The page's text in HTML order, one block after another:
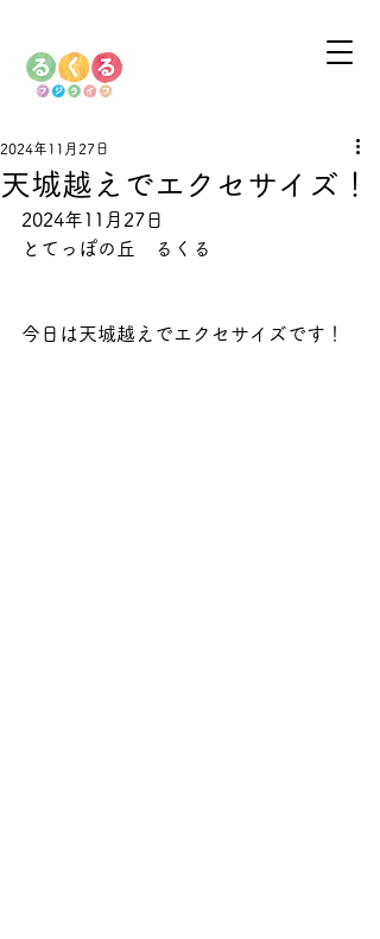
天城越えでエクセサイズ！
2024年11月27日
2024年11月27日
とてっぽの丘　るくる
今日は天城越えでエクセサイズです！